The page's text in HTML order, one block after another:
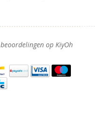
beoordelingen op KiyOh